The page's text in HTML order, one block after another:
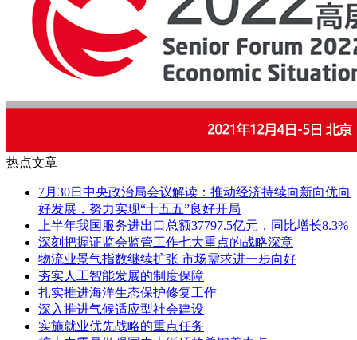
热点文章
7月30日中央政治局会议解读：推动经济持续向新向优向
好发展，努力实现“十五五”良好开局
上半年我国服务进出口总额37797.5亿元，同比增长8.3%
深刻把握证监会监管工作七大重点的战略深意
物流业景气指数继续扩张 市场需求进一步向好
夯实人工智能发展的制度保障
扎实推进海洋生态保护修复工作
深入推进气候适应型社会建设
实施就业优先战略的重点任务